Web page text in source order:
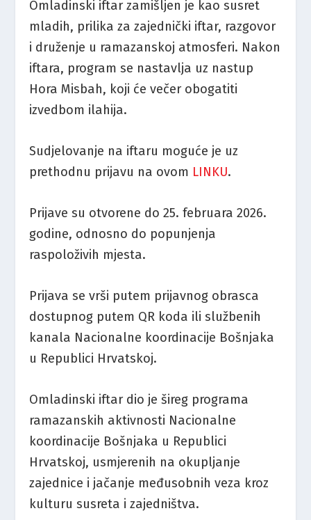
Omladinski iftar zamišljen je kao susret
mladih, prilika za zajednički iftar, razgovor
i druženje u ramazanskoj atmosferi. Nakon
iftara, program se nastavlja uz nastup
Hora Misbah, koji će večer obogatiti
izvedbom ilahija.
Sudjelovanje na iftaru moguće je uz
prethodnu prijavu na ovom LINKU.
Prijave su otvorene do 25. februara 2026.
godine, odnosno do popunjenja
raspoloživih mjesta.
Prijava se vrši putem prijavnog obrasca
dostupnog putem QR koda ili službenih
kanala Nacionalne koordinacije Bošnjaka
u Republici Hrvatskoj.
Omladinski iftar dio je šireg programa
ramazanskih aktivnosti Nacionalne
koordinacije Bošnjaka u Republici
Hrvatskoj, usmjerenih na okupljanje
zajednice i jačanje međusobnih veza kroz
kulturu susreta i zajedništva.